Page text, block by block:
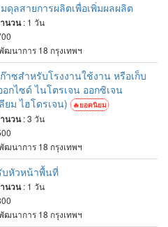
ดุลสายการผลิตเพื่อเพิ่มผลผลิต
นวน: 1 วัน
ฒนาการ 18 กรุงเทพฯ
าซสำหรับโรงงานใช้งาน หรือเก็บ
กไซด์ ไนโตรเจน ออกซิเจน
ยม ไฮโดรเจน)
ยอดนิยม
นวน: 3 วัน
ฒนาการ 18 กรุงเทพฯ
บหัวหน้าพื้นที่
นวน: 1 วัน
ฒนาการ 18 กรุงเทพฯ